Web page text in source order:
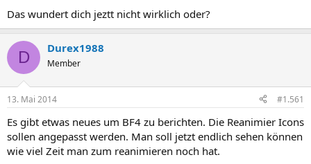
Das wundert dich jeztt nicht wirklich oder?
D Durex1988
Member
13. Mai 2014 #1.561
Es gibt etwas neues um BF4 zu berichten. Die Reanimier Icons
sollen angepasst werden. Man soll jetzt endlich sehen können
wie viel Zeit man zum reanimieren noch hat.